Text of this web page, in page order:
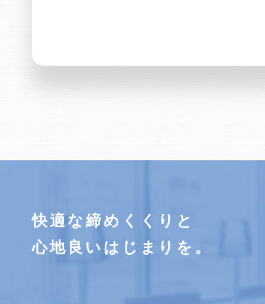
快適な締めくくりと
心地良いはじまりを。